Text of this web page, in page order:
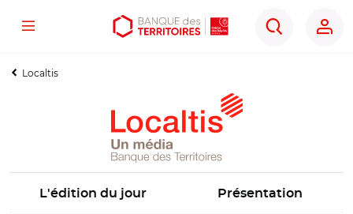
Aller
contenu
Aller
menu
Ouvrir
outils
Menu
Rechercher
Localtis
L'édition du jour Présentation